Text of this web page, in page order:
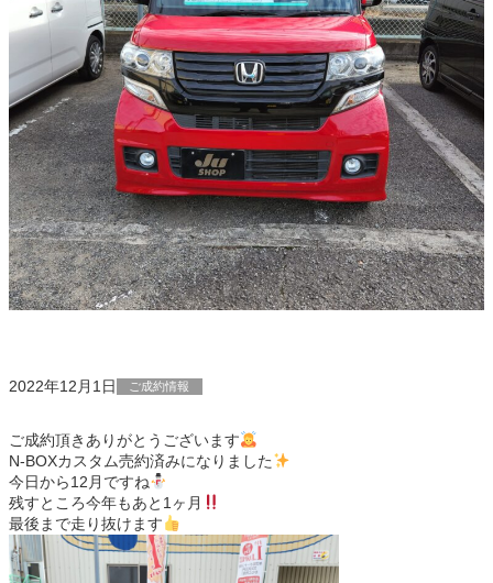
2022年12月1日 ご成約情報
ご成約頂きありがとうございます
N-BOXカスタム売約済みになりました
今日から12月ですね
残すところ今年もあと1ヶ月
最後まで走り抜けます